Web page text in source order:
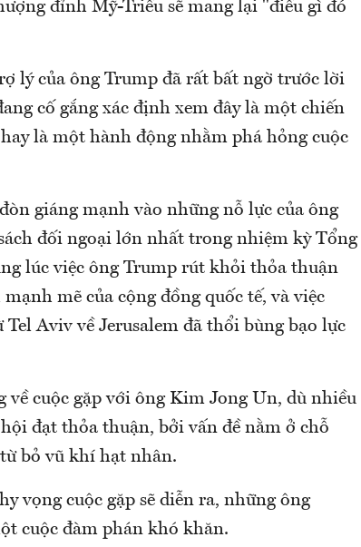
đỉnh Mỹ-Triều sẽ mang lại "điều gì đó
lý của ông Trump đã rất bất ngờ trước lời
cố gắng xác định xem đây là một chiến
là một hành động nhằm phá hỏng cuộc
giáng mạnh vào những nỗ lực của ông
đối ngoại lớn nhất trong nhiệm kỳ Tổng
lúc việc ông Trump rút khỏi thỏa thuận
mẽ của cộng đồng quốc tế, và việc
Aviv về Jerusalem đã thổi bùng bạo lực
về cuộc gặp với ông Kim Jong Un, dù nhiều
đạt thỏa thuận, bởi vấn đề nằm ở chỗ
bỏ vũ khí hạt nhân.
vọng cuộc gặp sẽ diễn ra, những ông
cuộc đàm phán khó khăn.